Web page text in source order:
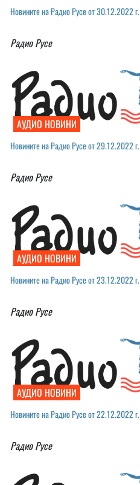
Новините на Радио Русе от 30.12.2022 г.￼
Радио Русе
АУДИО НОВИНИ
Новините на Радио Русе от 29.12.2022 г.
Радио Русе
АУДИО НОВИНИ
Новините на Радио Русе от 23.12.2022 г.
Радио Русе
АУДИО НОВИНИ
Новините на Радио Русе от 22.12.2022 г.
Радио Русе